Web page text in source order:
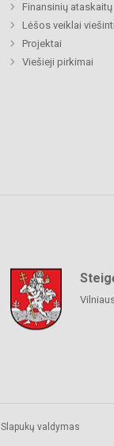
Finansinių
Lėšos veiklai viešinti
Projektai
Viešieji pirkimai
Slapukų valdymas